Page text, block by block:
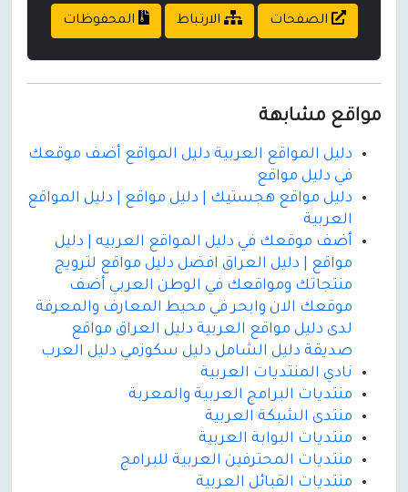
الصفحات الارتباط المحفوظات
مواقع مشابهة
دليل المواقع العربية دليل المواقع أضف موقعك
في دليل مواقع
دليل مواقع هجستيك | دليل مواقع | دليل المواقع
العربية
أضف موقعك في دليل المواقع العربيه | دليل
مواقع | دليل العراق افضل دليل مواقع لترويج
منتجاتك ومواقعك في الوطن العربي أضف
موقعك الان وابحر في محيط المعارف والمعرفة
لدى دليل مواقع العربية دليل العراق مواقع
صديقة دليل الشامل دليل سكوزمي دليل العرب
نادي المنتديات العربية
منتديات البرامج العربية والمعربة
منتدى الشبكة العربية
منتديات البوابة العربية
منتديات المحترفين العربية للبرامج
منتديات القبائل العربية